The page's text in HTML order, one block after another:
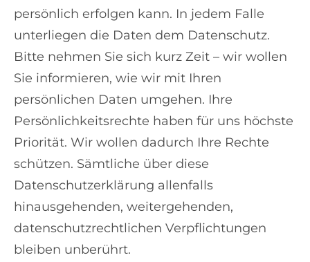
persönlich erfolgen kann. In jedem Falle
unterliegen die Daten dem Datenschutz.
Bitte nehmen Sie sich kurz Zeit – wir wollen
Sie informieren, wie wir mit Ihren
persönlichen Daten umgehen. Ihre
Persönlichkeitsrechte haben für uns höchste
Priorität. Wir wollen dadurch Ihre Rechte
schützen. Sämtliche über diese
Datenschutzerklärung allenfalls
hinausgehenden, weitergehenden,
datenschutzrechtlichen Verpflichtungen
bleiben unberührt.